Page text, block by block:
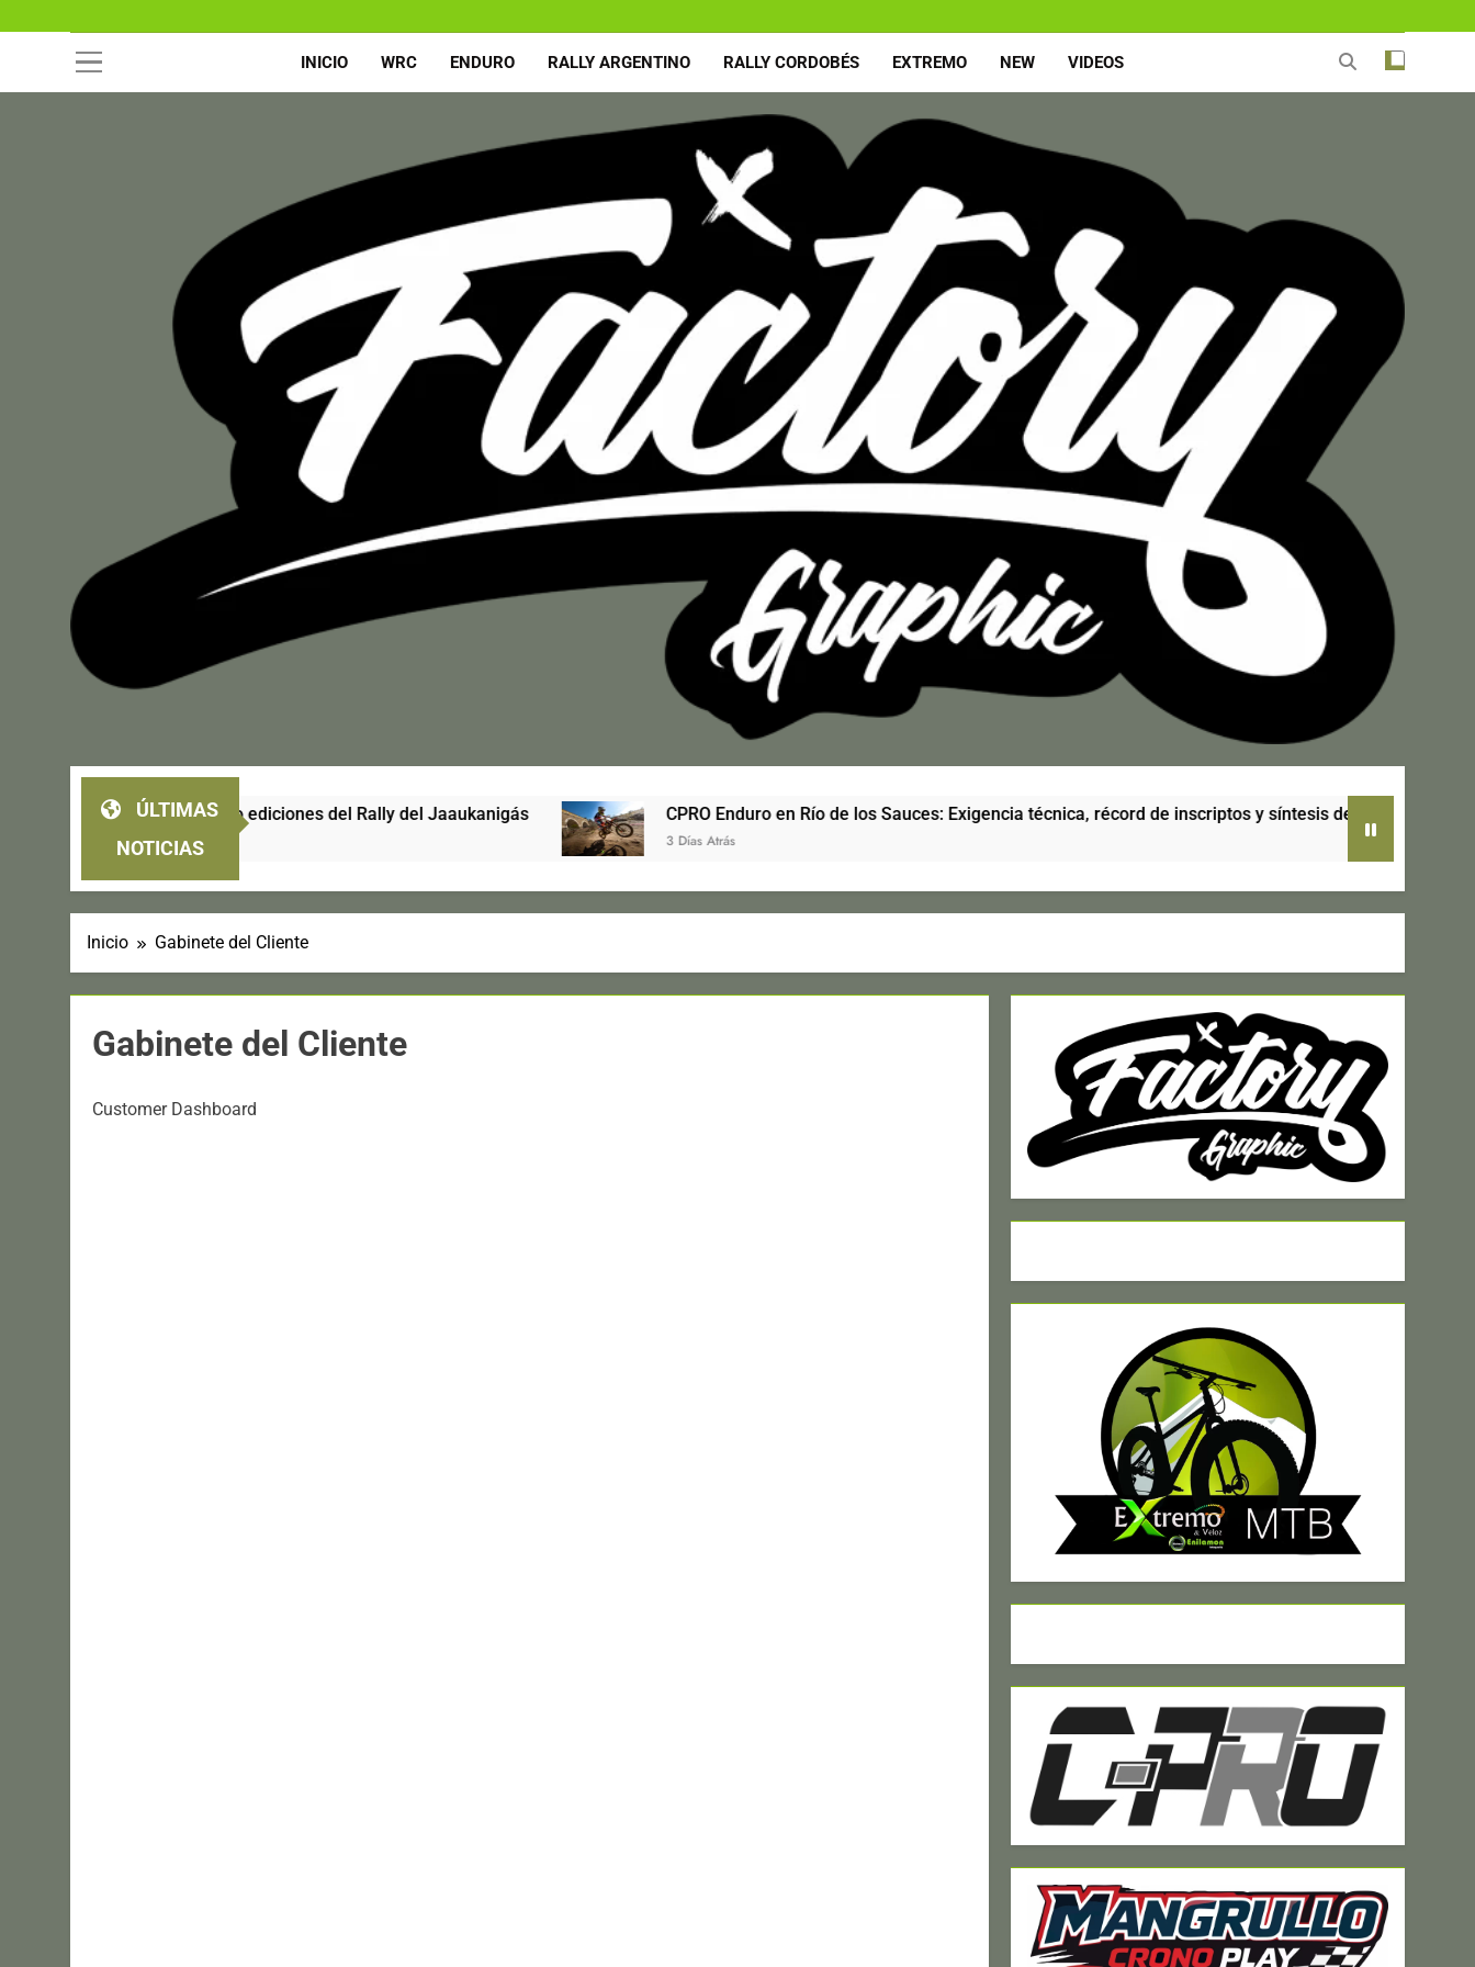
INICIO WRC ENDURO RALLY ARGENTINO RALLY CORDOBÉS EXTREMO NEW VIDEOS
ÚLTIMAS
NOTICIAS
ganaron las cuatro ediciones del Rally del Jaaukanigás CPRO Enduro en Río de los Sauces: Exigencia técnica, récord de inscriptos y síntesis de la 6ª cita del calendario
3 Días Atrás
Inicio Gabinete del Cliente
Gabinete del Cliente
Customer Dashboard